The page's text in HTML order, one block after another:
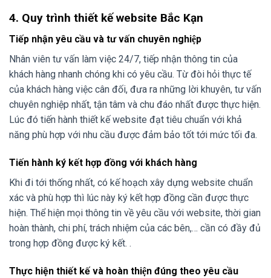
4. Quy trình thiết kế website Bắc Kạn
Tiếp nhận yêu cầu và tư vấn chuyên nghiệp
Nhân viên tư vấn làm việc 24/7, tiếp nhận thông tin của
khách hàng nhanh chóng khi có yêu cầu. Từ đòi hỏi thực tế
của khách hàng việc cân đối, đưa ra những lời khuyên, tư vấn
chuyên nghiệp nhất, tận tâm và chu đáo nhất được thực hiện.
Lúc đó tiến hành thiết kế website đạt tiêu chuẩn với khả
năng phù hợp với nhu cầu được đảm bảo tốt tới mức tối đa.
Tiến hành ký kết hợp đồng với khách hàng
Khi đi tới thống nhất, có kế hoạch xây dựng website chuẩn
xác và phù hợp thì lúc này ký kết hợp đồng cần được thực
hiện. Thể hiện mọi thông tin về yêu cầu với website, thời gian
hoàn thành, chi phí, trách nhiệm của các bên,… cần có đầy đủ
trong hợp đồng được ký kết. .
Thực hiện thiết kế và hoàn thiện đúng theo yêu cầu